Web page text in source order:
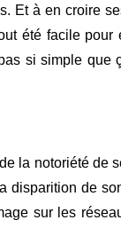
Et à en croire
été facile pour
si simple que
la notoriété de
disparition de
sur les